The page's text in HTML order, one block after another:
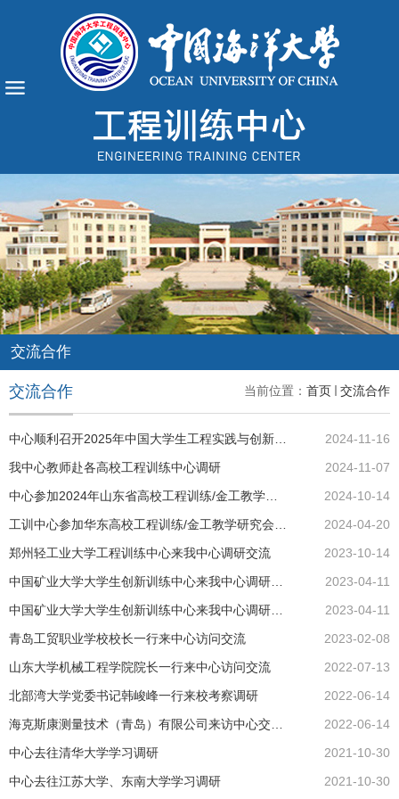
交流合作
当前位置： 首页 交流合作
交流合作
2024-11-16
我中心教师赴各高校工程训练中心调研
2024-11-07
2024-10-14
2024-04-20
郑州轻工业大学工程训练中心来我中心调研交流
2023-10-14
2023-04-11
2023-04-11
青岛工贸职业学校校长一行来中心访问交流
2023-02-08
山东大学机械工程学院院长一行来中心访问交流
2022-07-13
北部湾大学党委书记韩峻峰一行来校考察调研
2022-06-14
2022-06-14
中心去往清华大学学习调研
2021-10-30
中心去往江苏大学、东南大学学习调研
2021-10-30